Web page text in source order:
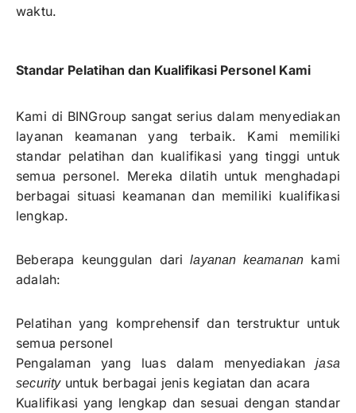
waktu.
Standar Pelatihan dan Kualifikasi Personel Kami
Kami di BINGroup sangat serius dalam menyediakan
layanan keamanan yang terbaik. Kami memiliki
standar pelatihan dan kualifikasi yang tinggi untuk
semua personel. Mereka dilatih untuk menghadapi
berbagai situasi keamanan dan memiliki kualifikasi
lengkap.
Beberapa keunggulan darilayanan keamanan kami
adalah:
Pelatihan yang komprehensif dan terstruktur untuk
semua personel
Pengalaman yang luas dalam menyediakanjasa
securityuntuk berbagai jenis kegiatan dan acara
Kualifikasi yang lengkap dan sesuai dengan standar